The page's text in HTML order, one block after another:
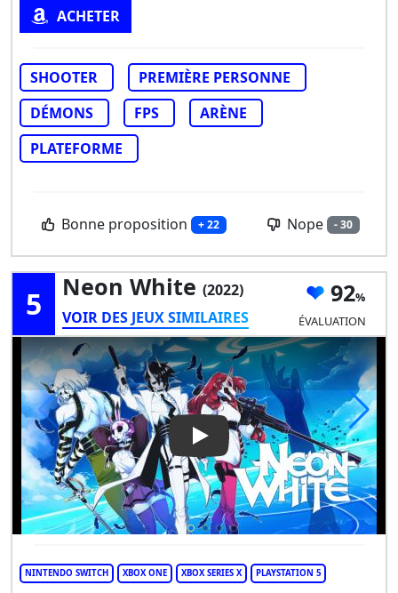
ACHETER
SHOOTER
PREMIÈRE PERSONNE
DÉMONS
FPS
ARÈNE
PLATEFORME
Bonne proposition + 22 Nope - 30
5 Neon White (2022)
VOIR DES JEUX SIMILAIRES
92
ÉVALUATION
Play Video: Neon White
NINTENDO SWITCH XBOX ONE XBOX SERIES X PLAYSTATION 5